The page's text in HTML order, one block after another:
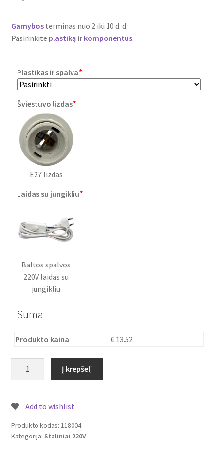
Plastiko rūšys
Wishlist
Gamybosterminas nuo 2 iki 10 d. d.
Pasirinkite plastikąir komponentus.
Plastikas ir spalva*
Šviestuvo lizdas*
E27 lizdas
Laidas su jungikliu*
Baltos spalvos
220V laidas su
jungikliu
Suma
Produkto kaina € 13.52
Šuniukai
Į krepšelį
Add to wishlist
Produkto kodas: 118004
Kategorija: Staliniai 220V